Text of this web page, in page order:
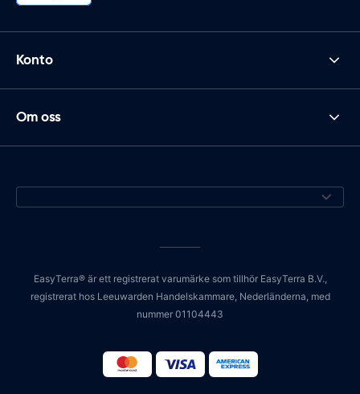
Konto
Om oss
EasyTerra® är ett registrerat varumärke som tillhör EasyTerra B.V.,
registrerat hos Leeuwarden Handelskammare, Nederländerna, med
nummer 01104443